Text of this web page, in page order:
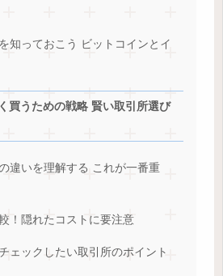
知っておこう ビットコインとイ
買うための戦略 賢い取引所選び
違いを理解する これが一番重
！隠れたコストに要注意
ェックしたい取引所のポイント